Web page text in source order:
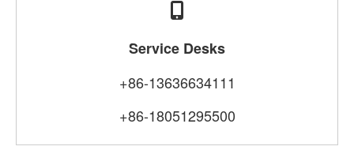
Service Desks
+86-13636634111
+86-18051295500